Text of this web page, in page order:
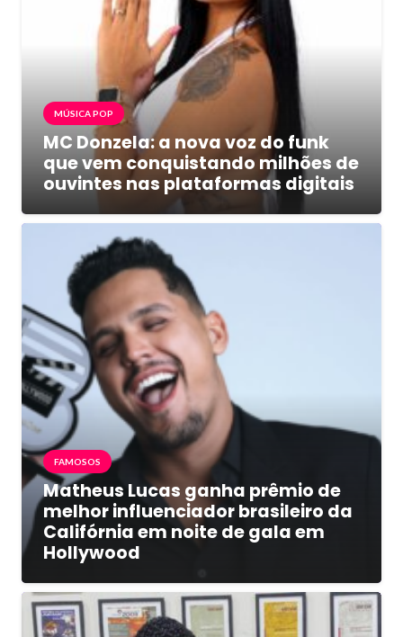
MÚSICA POP
MC Donzela: a nova voz do funk
que vem conquistando milhões de
ouvintes nas plataformas digitais
FAMOSOS
Matheus Lucas ganha prêmio de
melhor influenciador brasileiro da
Califórnia em noite de gala em
Hollywood